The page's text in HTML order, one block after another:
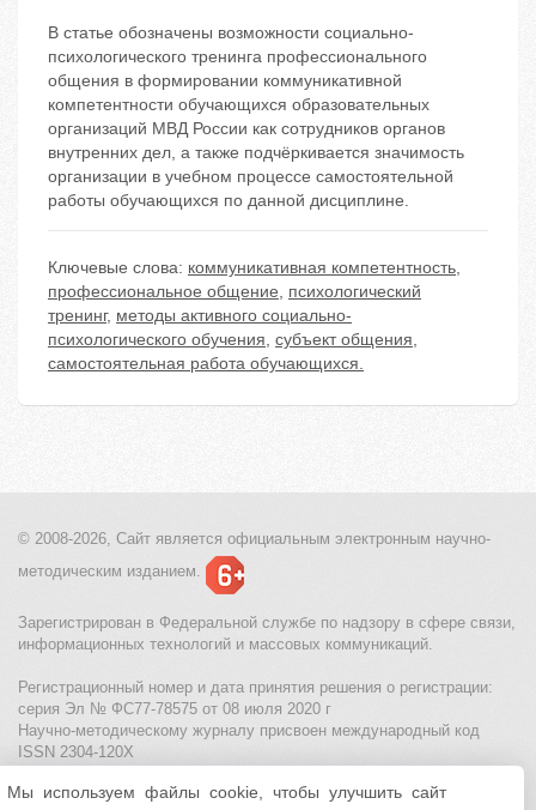
В статье обозначены возможности социально-
психологического тренинга профессионального
общения в формировании коммуникативной
компетентности обучающихся образовательных
организаций МВД России как сотрудников органов
внутренних дел, а также подчёркивается значимость
организации в учебном процессе самостоятельной
работы обучающихся по данной дисциплине.
Ключевые слова: коммуникативная компетентность,
профессиональное общение, психологический
тренинг, методы активного социально-
психологического обучения, субъект общения,
самостоятельная работа обучающихся.
© 2008-2026, Сайт является официальным электронным научно-
методическим изданием.
Зарегистрирован в Федеральной службе по надзору в сфере связи,
информационных технологий и массовых коммуникаций.
Регистрационный номер и дата принятия решения о регистрации:
серия Эл № ФС77-78575 от 08 июля 2020 г
Научно-методическому журналу присвоен международный код
ISSN 2304-120X
МЦИТО|Школьные олимпиады и онлайн конкурсы для детей
Мы используем файлы cookie, чтобы улучшить сайт